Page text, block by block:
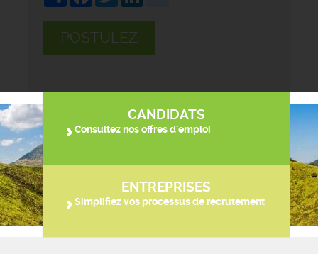
POSTULEZ
CANDIDATS
Consultez nos offres d'emploi
ENTREPRISES
Simplifiez vos processus de recrutement